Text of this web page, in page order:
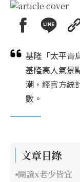
基隆「太平青
基隆高人氣景
潮，經官方統
數。
文章目錄
閱讀x老少皆宜